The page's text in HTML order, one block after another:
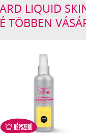
LIQUID
TÖBBEN